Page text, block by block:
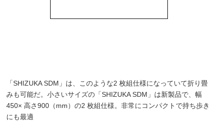
「SHIZUKA SDM」は、このような2 枚組仕様になっていて折り畳
みも可能だ。小さいサイズの「SHIZUKA SDM」は新製品で、幅
450× 高さ900（mm）の2 枚組仕様。非常にコンパクトで持ち歩き
にも最適